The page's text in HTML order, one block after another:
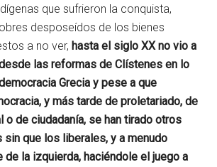
que sufrieron la conquista,
desposeídos de los bienes
a no ver,hasta el siglo XX no vio a
las reformas de Clístenes en lo
Grecia y pese a que
y más tarde de proletariado, de
o de ciudadanía, se han tirado otros
que los liberales, y a menudo
de la izquierda, haciéndole el juego a